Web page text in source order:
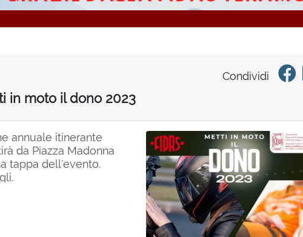
Condividi
in moto il dono 2023
annuale itinerante
da Piazza Madonna
tappa dell'evento.